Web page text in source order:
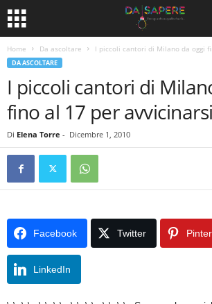
Home Da ascoltare I piccoli cantori di Milano da oggi
DA ASCOLTARE
I piccoli cantori di
fino al 17 per
Di Elena Torre - Dicembre 1, 2010
Facebook Twitter
LinkedIn